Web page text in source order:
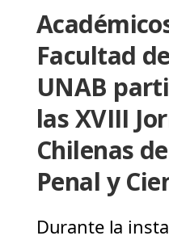
Facultad
UNAB
las XVIII
Chilenas
Penal y
Durante la